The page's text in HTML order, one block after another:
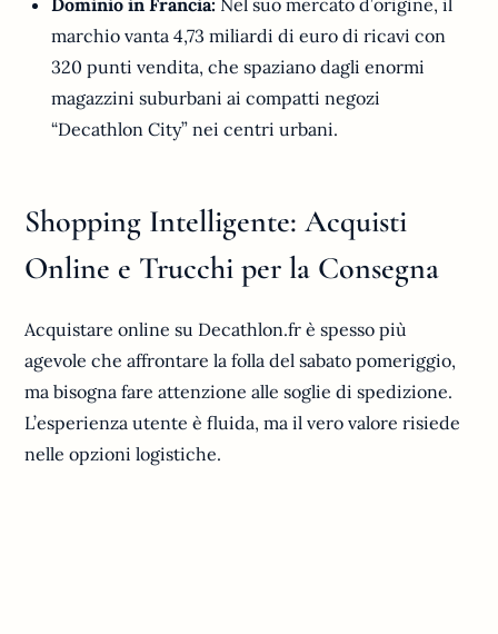
Dominio in Francia: Nel suo mercato d’origine, il
marchio vanta 4,73 miliardi di euro di ricavi con
320 punti vendita, che spaziano dagli enormi
magazzini suburbani ai compatti negozi
“Decathlon City” nei centri urbani.
Shopping Intelligente: Acquisti
Online e Trucchi per la Consegna
Acquistare online su Decathlon.fr è spesso più
agevole che affrontare la folla del sabato pomeriggio,
ma bisogna fare attenzione alle soglie di spedizione.
L’esperienza utente è fluida, ma il vero valore risiede
nelle opzioni logistiche.